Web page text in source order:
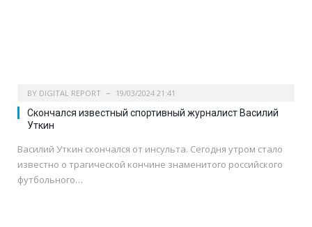
BY DIGITAL REPORT 19/03/2024 21:41
Скончался известный спортивный журналист Василий
Уткин
Василий Уткин скончался от инсульта. Сегодня утром стало
известно о трагической кончине знаменитого российского
футбольного…